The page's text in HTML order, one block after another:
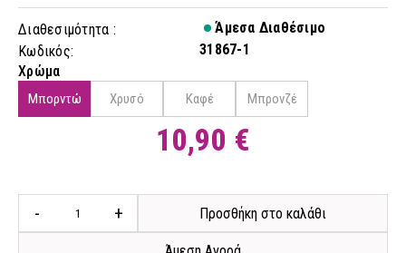
Διαθεσιμότητα :
Άμεσα Διαθέσιμο
Κωδικός:
31867-1
Χρώμα
Μπορντώ Χρυσό Καφέ Μπρονζέ
10,90 €
- + Προσθήκη στο καλάθι